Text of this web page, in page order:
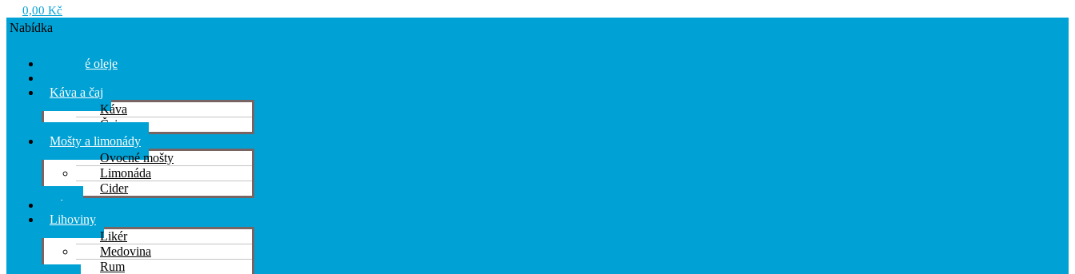
0,00 Kč
Nabídka
Olivové oleje
Káva a čaj
Káva
Čaj
Mošty a limonády
Ovocné mošty
Limonáda
Cider
Víno
Lihoviny
Likér
Medovina
Rum